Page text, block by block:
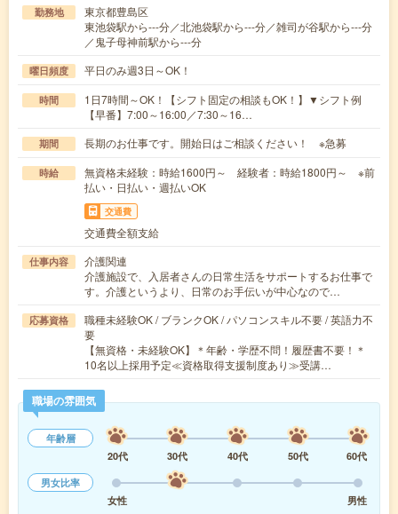
勤務地
東京都豊島区
東池袋駅から---分／北池袋駅から---分／雑司が谷駅から---分
／鬼子母神前駅から---分
曜日頻度 平日のみ週3日～OK！
時間
1日7時間～OK！【シフト固定の相談もOK！】▼シフト例
【早番】7:00～16:00／7:30～16…
期間 長期のお仕事です。開始日はご相談ください！ ※急募
時給
無資格未経験：時給1600円～ 経験者：時給1800円～ ※前
払い・日払い・週払いOK
交通費
交通費全額支給
仕事内容
介護関連
介護施設で、入居者さんの日常生活をサポートするお仕事で
す。介護というより、日常のお手伝いが中心なので…
応募資格
職種未経験OK / ブランクOK / パソコンスキル不要 / 英語力不
要
【無資格・未経験OK】＊年齢・学歴不問！履歴書不要！＊
10名以上採用予定≪資格取得支援制度あり≫受講…
職場の雰囲気
年齢層
20代
30代 40代 50代
60代
男女比率
女性
男性